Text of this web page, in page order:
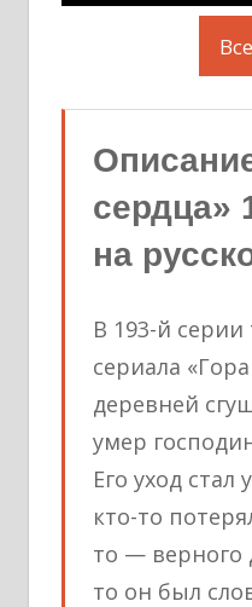
сердца»
на
В 193-й серии
сериала
деревней
умер
Его уход стал
кто-то
то — верного
то он был